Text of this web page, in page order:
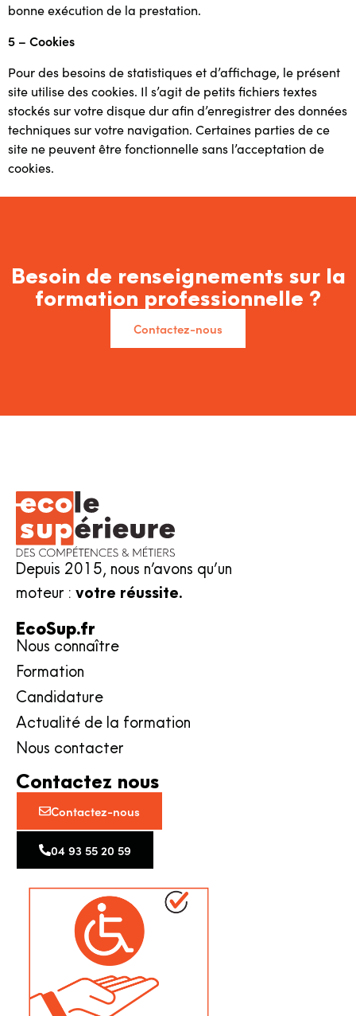
bonne exécution de la prestation.
5 – Cookies
Pour des besoins de statistiques et d’affichage, le présent
site utilise des cookies. Il s’agit de petits fichiers textes
stockés sur votre disque dur afin d’enregistrer des données
techniques sur votre navigation. Certaines parties de ce
site ne peuvent être fonctionnelle sans l’acceptation de
cookies.
Besoin de renseignements sur la
formation professionnelle ?
Contactez-nous
Depuis 2015, nous n’avons qu’un
moteur : votre réussite.
EcoSup.fr
Nous connaître
Formation
Candidature
Actualité de la formation
Nous contacter
Contactez nous
Contactez-nous
04 93 55 20 59